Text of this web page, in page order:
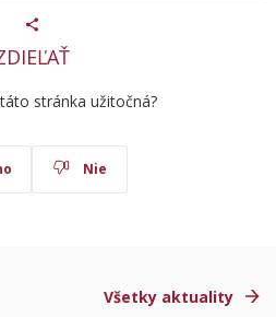
stránka užitočná?
Nie
Všetky aktuality